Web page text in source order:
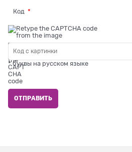
Код
* буквы на русском языке